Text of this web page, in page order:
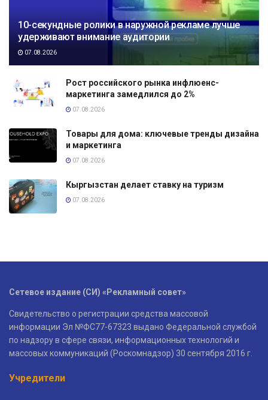
10-секундные ролики в наружной рекламе лучше
удерживают внимание аудитории
07.08.2026
Рост российского рынка инфлюенс-
маркетинга замедлился до 2%
07.08.2026
Товары для дома: ключевые тренды дизайна
и маркетинга
07.08.2026
Кыргызстан делает ставку на туризм
07.08.2026
Сетевое издание (СИ) «Рекламный совет»
Свидетельство о регистрации средства массовой
информации Эл №ФС77-67323 выдано Федеральной службой
по надзору в сфере связи, информационных технологий и
массовых коммуникаций (Роскомнадзор) 30 сентября 2016 г.
Учредители